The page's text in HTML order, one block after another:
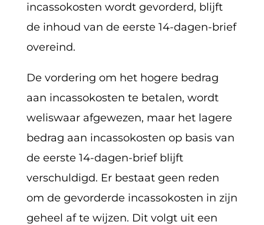
incassokosten wordt gevorderd, blijft
de inhoud van de eerste 14-dagen-brief
overeind.
De vordering om het hogere bedrag
aan incassokosten te betalen, wordt
weliswaar afgewezen, maar het lagere
bedrag aan incassokosten op basis van
de eerste 14-dagen-brief blijft
verschuldigd. Er bestaat geen reden
om de gevorderde incassokosten in zijn
geheel af te wijzen. Dit volgt uit een